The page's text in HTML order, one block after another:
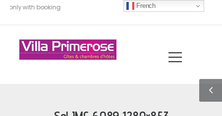
only with booking French